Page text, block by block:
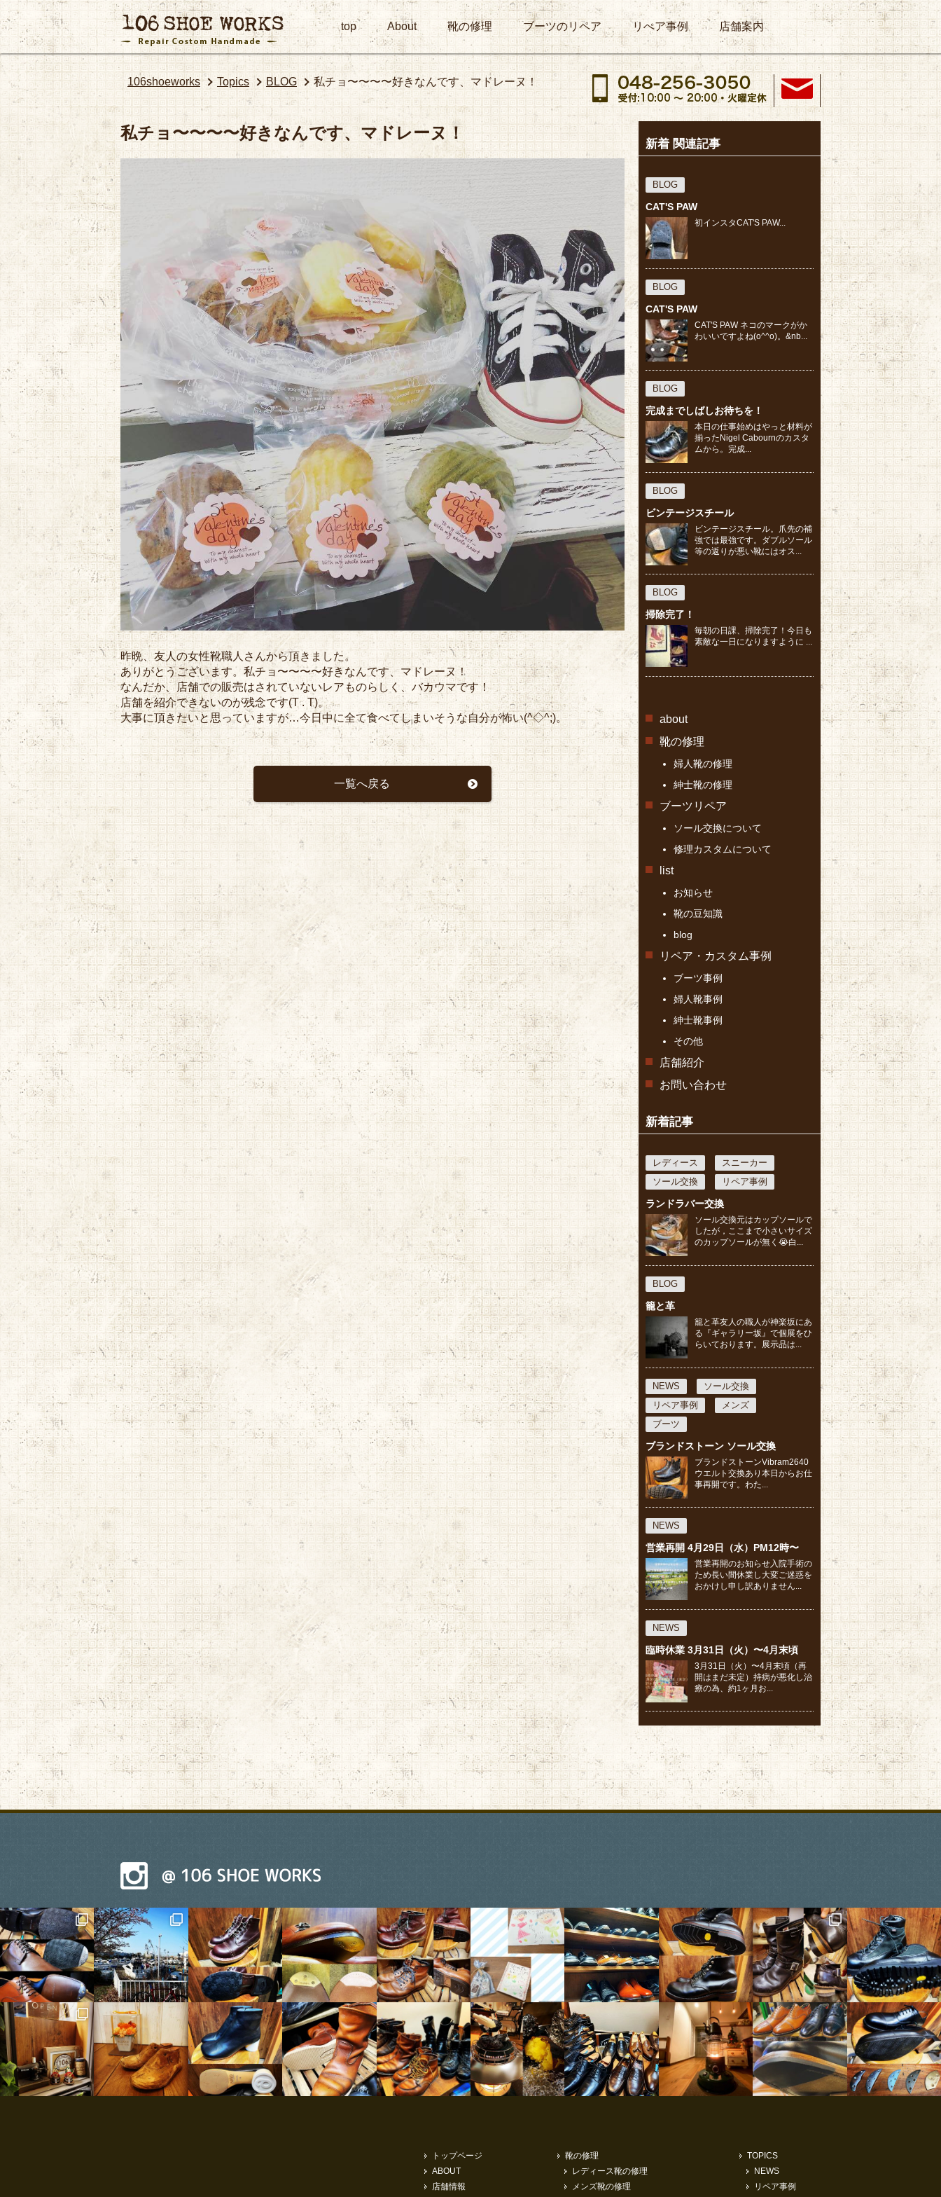
top About 靴の修理 ブーツのリペア リぺア事例 店舗案内
106shoeworks Topics BLOG 私チョ〜〜〜〜好きなんです、マドレーヌ！
私チョ〜〜〜〜好きなんです、マドレーヌ！
昨晩、友人の女性靴職人さんから頂きました。
ありがとうございます。私チョ〜〜〜〜好きなんです、マドレーヌ！
なんだか、店舗での販売はされていないレアものらしく、バカウマです！
店舗を紹介できないのが残念です(T . T)。
大事に頂きたいと思っていますが…今日中に全て食べてしまいそうな自分が怖い(^◇^;)。
一覧へ戻る
新着 関連記事
BLOG
CAT'S PAW
初インスタCAT'S PAW...
BLOG
CAT'S PAW
CAT'S PAW ネコのマークがか
わいいですよね(o^^o)。&nb...
BLOG
完成までしばしお待ちを！
本日の仕事始めはやっと材料が
揃ったNigel Cabournのカスタ
ムから。完成...
BLOG
ビンテージスチール
ビンテージスチール。爪先の補
強では最強です。ダブルソール
等の返りが悪い靴にはオス...
BLOG
掃除完了！
毎朝の日課、掃除完了！今日も
素敵な一日になりますように ...
about
靴の修理
婦人靴の修理
紳士靴の修理
ブーツリペア
ソール交換について
修理カスタムについて
list
お知らせ
靴の豆知識
blog
リペア・カスタム事例
ブーツ事例
婦人靴事例
紳士靴事例
その他
店舗紹介
お問い合わせ
新着記事
レディース
スニーカー
ソール交換
リペア事例
ランドラバー交換
ソール交換元はカップソールで
したが，ここまで小さいサイズ
のカップソールが無く😭白...
BLOG
籠と革
籠と革友人の職人が神楽坂にあ
る『ギャラリー坂』で個展をひ
らいております。展示品は...
NEWS
ソール交換
リペア事例
メンズ
ブーツ
ブランドストーン ソール交換
ブランドストーンVibram2640
ウエルト交換あり本日からお仕
事再開です。わた...
NEWS
営業再開 4月29日（水）PM12時〜
営業再開のお知らせ入院手術の
ため長い間休業し大変ご迷惑を
おかけし申し訳ありません...
NEWS
臨時休業 3月31日（火）〜4月末頃
⁡3月31日（火）〜4月末頃（再
開はまだ未定）⁡持病が悪化し治
療の為、約1ヶ月お...
トップページ
ABOUT
店舗情報
靴の修理
レディース靴の修理
メンズ靴の修理
TOPICS
NEWS
リペア事例